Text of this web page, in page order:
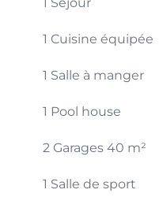
1 Cuisine équipée
1 Salle à manger
1 Pool house
2 Garages 40 m²
1 Salle de sport